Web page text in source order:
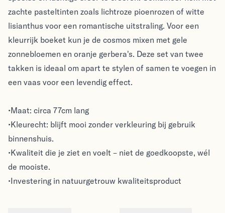
zachte pasteltinten zoals lichtroze pioenrozen of witte
lisianthus voor een romantische uitstraling. Voor een
kleurrijk boeket kun je de cosmos mixen met gele
zonnebloemen en oranje gerbera's. Deze set van twee
takken is ideaal om apart te stylen of samen te voegen in
een vaas voor een levendig effect.
•Maat: circa 77cm lang
•Kleurecht: blijft mooi zonder verkleuring bij gebruik
binnenshuis.
•Kwaliteit die je ziet en voelt – niet de goedkoopste, wél
de mooiste.
•Investering in natuurgetrouw kwaliteitsproduct